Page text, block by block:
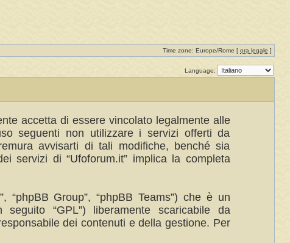
Time zone: Europe/Rome [ ora legale ]
Language:
accetta di essere vincolato legalmente alle
seguenti non utilizzare i servizi offerti da
avvisarti di tali modifiche, benché sia
servizi di “Ufoforum.it” implica la completa
“phpBB Group”, “phpBB Teams”) che è un
seguito “GPL”) liberamente scaricabile da
dei contenuti e della gestione. Per